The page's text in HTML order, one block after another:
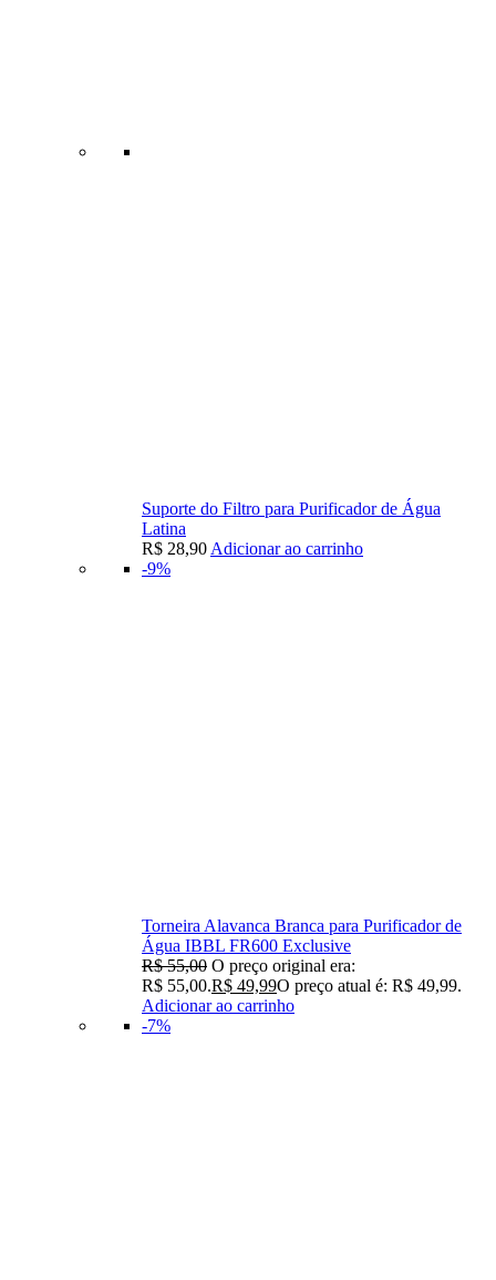
Suporte do Filtro para Purificador de Água
Latina
R$ 28,90 Adicionar ao carrinho
-9%
Torneira Alavanca Branca para Purificador de
Água IBBL FR600 Exclusive
R$55,00 O preço original era:
R$ 55,00.R$ 49,99O preço atual é: R$ 49,99.
Adicionar ao carrinho
-7%